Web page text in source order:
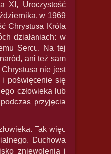
XI, Uroczystość
w 1969
Chrystusa Króla
działaniach: w
Sercu. Na tej
ani też sam
nie jest
i poświęcenie się
człowieka lub
przyjęcia
Tak więc
Duchowa
zniewolenia i